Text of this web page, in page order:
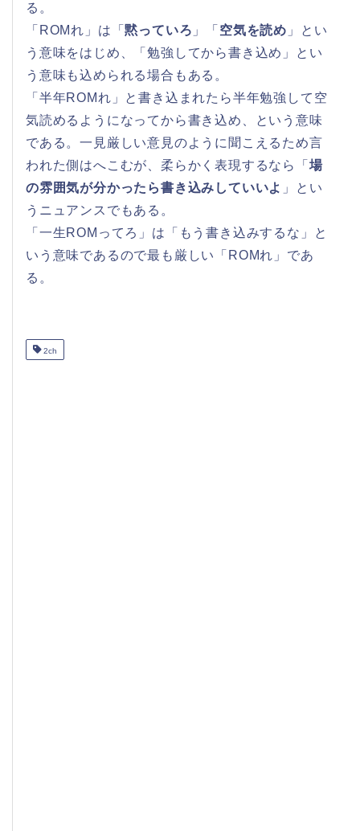
る。
「ROMれ」は「黙っていろ 」「 空気を読め 」とい
う意味をはじめ、「勉強してから書き込め」とい
う意味も込められる場合もある。
「半年ROMれ」と書き込まれたら半年勉強して空
気読めるようになってから書き込め、という意味
である。一見厳しい意見のように聞こえるため言
われた側はへこむが、柔らかく表現するなら「 場
の雰囲気が分かったら書き込みしていいよ 」とい
うニュアンスでもある。
「一生ROMってろ」は「もう書き込みするな」と
いう意味であるので最も厳しい「ROMれ」であ
る。
2ch